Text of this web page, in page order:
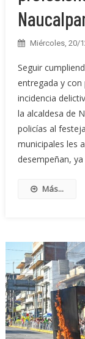
Miércoles, 20/
Seguir
entregada y
incidencia
la alcaldesa de
policías al
municipales les
desempeñan,
Más...